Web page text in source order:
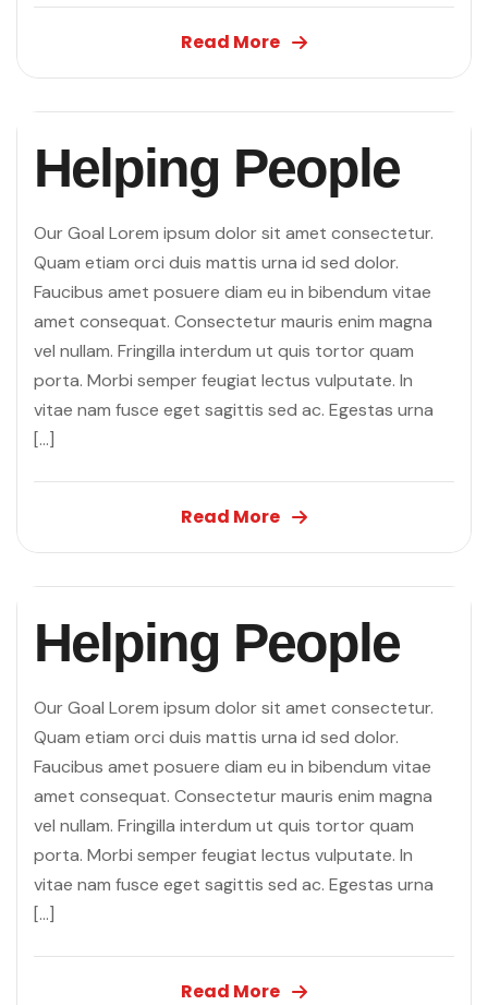
Read More
Helping People
Our Goal Lorem ipsum dolor sit amet consectetur.
Quam etiam orci duis mattis urna id sed dolor.
Faucibus amet posuere diam eu in bibendum vitae
amet consequat. Consectetur mauris enim magna
vel nullam. Fringilla interdum ut quis tortor quam
porta. Morbi semper feugiat lectus vulputate. In
vitae nam fusce eget sagittis sed ac. Egestas urna
[…]
Read More
Helping People
Our Goal Lorem ipsum dolor sit amet consectetur.
Quam etiam orci duis mattis urna id sed dolor.
Faucibus amet posuere diam eu in bibendum vitae
amet consequat. Consectetur mauris enim magna
vel nullam. Fringilla interdum ut quis tortor quam
porta. Morbi semper feugiat lectus vulputate. In
vitae nam fusce eget sagittis sed ac. Egestas urna
[…]
Read More